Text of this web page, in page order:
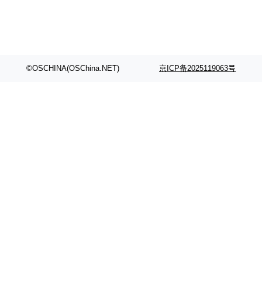
©OSCHINA(OSChina.NET) 京ICP备2025119063号